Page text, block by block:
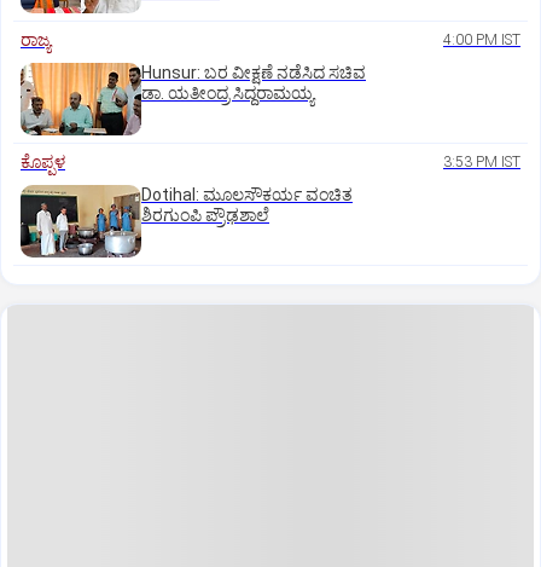
ರಾಜ್ಯ 4:00 PM IST
Hunsur: ಬರ ವೀಕ್ಷಣೆ ನಡೆಸಿದ ಸಚಿವ
ಡಾ. ಯತೀಂದ್ರ ಸಿದ್ದರಾಮಯ್ಯ
ಕೊಪ್ಪಳ 3:53 PM IST
Dotihal: ಮೂಲಸೌಕರ್ಯ ವಂಚಿತ
ಶಿರಗುಂಪಿ ಪ್ರೌಢಶಾಲೆ